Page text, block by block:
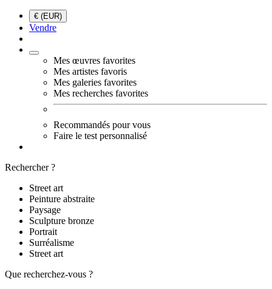
€ (EUR)
Vendre
Mes œuvres favorites
Mes artistes favoris
Mes galeries favorites
Mes recherches favorites
Recommandés pour vous
Faire le test personnalisé
Rechercher ?
Street art
Peinture abstraite
Paysage
Sculpture bronze
Portrait
Surréalisme
Street art
Que recherchez-vous ?